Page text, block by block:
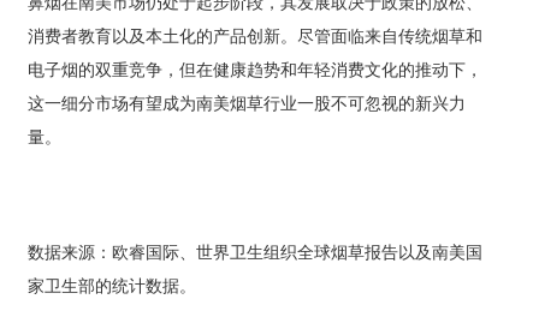
消费者教育以及本土化的产品创新。尽管面临来自传统烟草和
电子烟的双重竞争，但在健康趋势和年轻消费文化的推动下，
这一细分市场有望成为南美烟草行业一股不可忽视的新兴力
量。
数据来源：欧睿国际、世界卫生组织全球烟草报告以及南美国
家卫生部的统计数据。